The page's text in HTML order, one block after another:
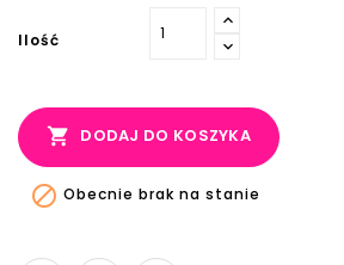
Ilość
 DODAJ DO KOSZYKA
 Obecnie brak na stanie